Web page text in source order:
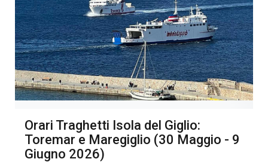
Orari Traghetti Isola del Giglio:
Toremar e Maregiglio (30 Maggio - 9
Giugno 2026)